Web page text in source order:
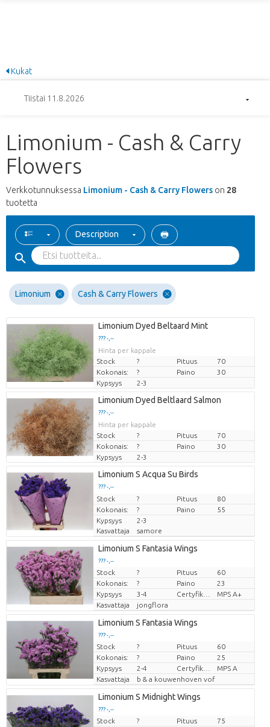
Kukat
Tiistai 11.8.2026
Limonium - Cash & Carry
Flowers
Verkkotunnuksessa Limonium - Cash & Carry Flowers on 28
tuotetta
Description
Limonium Cash & Carry Flowers
Limonium Dyed Beltaard Mint
??? -,--
Hinta per kappale
Stock
? Pituus
70
Kokonais:
? Paino
30
Kypsyys
2-3
Limonium Dyed Beltlaard Salmon
??? -,--
Hinta per kappale
Stock
? Pituus
70
Kokonais:
? Paino
30
Kypsyys
2-3
Limonium S Acqua Su Birds
??? -,--
Hinta per kappale
Stock ? Pituus
80
Kokonais:
? Paino
55
Kypsyys
2-3
Kasvattaja
samore
Limonium S Fantasia Wings
??? -,--
Hinta per kappale
Stock ? Pituus
60
Kokonais:
? Paino
23
Kypsyys
3-4
MPS A+
Kasvattaja
jongflora
Limonium S Fantasia Wings
??? -,--
Hinta per kappale
Stock ? Pituus
60
Kokonais:
? Paino
25
Kypsyys
2-4
MPS A
Kasvattaja
b & a kouwenhoven vof
Limonium S Midnight Wings
??? -,--
Hinta per kappale
Stock ? Pituus
75